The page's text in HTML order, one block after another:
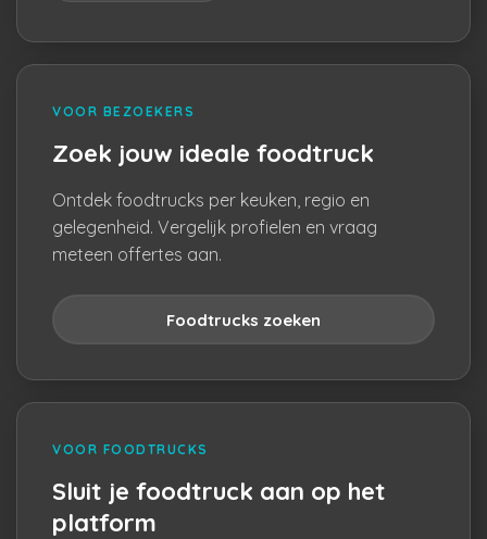
VOOR BEZOEKERS
Zoek jouw ideale foodtruck
Ontdek foodtrucks per keuken, regio en
gelegenheid. Vergelijk profielen en vraag
meteen offertes aan.
Foodtrucks zoeken
VOOR FOODTRUCKS
Sluit je foodtruck aan op het
platform